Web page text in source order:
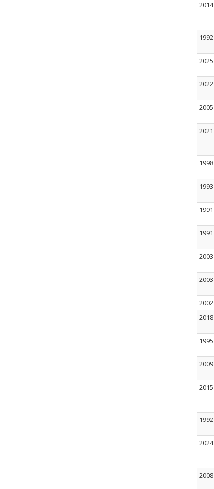
2014
1992
2025
2022
2005
2021
1998
1993
1991
1991
2003
2003
2002
2018
1995
2009
2015
1992
2024
2008